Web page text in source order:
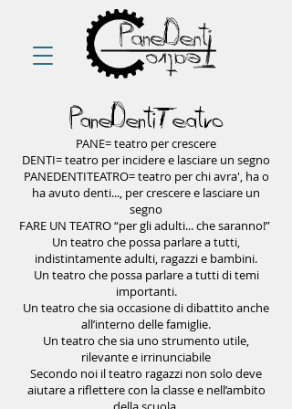
PaneDentiTeatro
PANE= teatro per crescere
DENTI= teatro per incidere e lasciare un segno
PANEDENTITEATRO= teatro per chi avra', ha o
ha avuto denti..., per crescere e lasciare un
segno
FARE UN TEATRO “per gli adulti... che saranno!”
Un teatro che possa parlare a tutti,
indistintamente adulti, ragazzi e bambini.
Un teatro che possa parlare a tutti di temi
importanti.
Un teatro che sia occasione di dibattito anche
all’interno delle famiglie.
Un teatro che sia uno strumento utile,
rilevante e irrinunciabile
Secondo noi il teatro ragazzi non solo deve
aiutare a riflettere con la classe e nell’ambito